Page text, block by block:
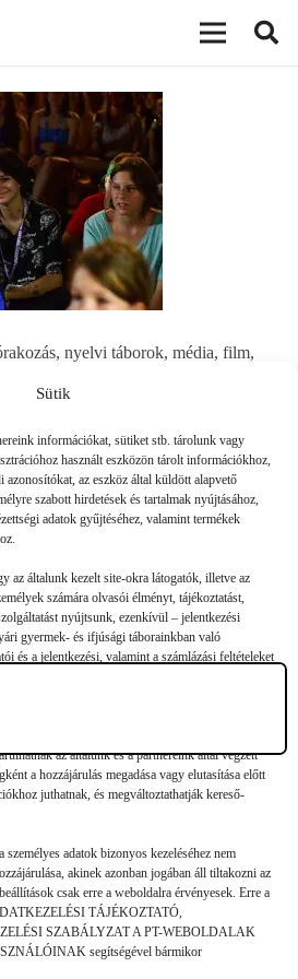
Sütik
információkat, sütiket stb. tárolunk vagy
használt eszközön tárolt információkhoz,
azonosítókat, az eszköz által küldött alapvető
szabott hirdetések és tartalmak nyújtásához,
adatok gyűjtéséhez, valamint termékek
az általunk kezelt site-okra látogatók, illetve az
számára olvasói élményt, tájékoztatást,
nyújtsunk, ezenkívül – jelentkezési
gyermek- és ifjúsági táborainkban való
és a jelentkezési, valamint a számlázási feltételeket
kommunikációt.
eszközleolvasásos módszerrel szerzett
információkat is felhasználhatunk. Látogatóink a
az általunk és a partnereink által végzett
a hozzájárulás megadása vagy elutasítása előtt
juthatnak, és megváltoztathatják kereső-
adatok bizonyos kezeléséhez nem
akinek azonban jogában áll tiltakozni az
csak erre a weboldalra érvényesek. Erre a
TÁJÉKOZTATÓ,
SZABÁLYZAT A PT-WEBOLDALAK
segítségével bármikor
nyelvi táborok, média, film,